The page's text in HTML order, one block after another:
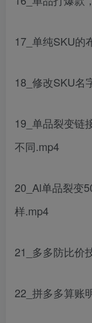
17_单纯SKU的
18_修改SKU名
19_单品裂变链
不同.mp4
20_Al单品裂变
样.mp4
21_多多防比价
22_拼多多算账